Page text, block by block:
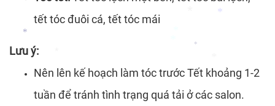
*
*
*
*
*
*
tết tóc đuôi cá, tết tóc mái
Lưu ý:
Nên lên kế hoạch làm tóc trước Tết khoảng 1-2
tuần để tránh tình trạng quá tải ở các salon.